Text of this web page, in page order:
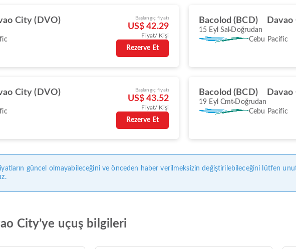
City (DVO) Başlangıç fiyatı
US$ 42.29
Fiyat/ Kişi
Rezerve Et
Bacolod (BCD)
15 Eyl Sal Doğrudan
Cebu Pacific
City (DVO) Başlangıç fiyatı
US$ 43.52
Fiyat/ Kişi
Rezerve Et
Bacolod (BCD)
19 Eyl Cmt Doğrudan
Cebu Pacific
güncel olmayabileceğini ve önceden haber verilmeksizin değiştirilebileceğini lütfen
City’ye uçuş bilgileri